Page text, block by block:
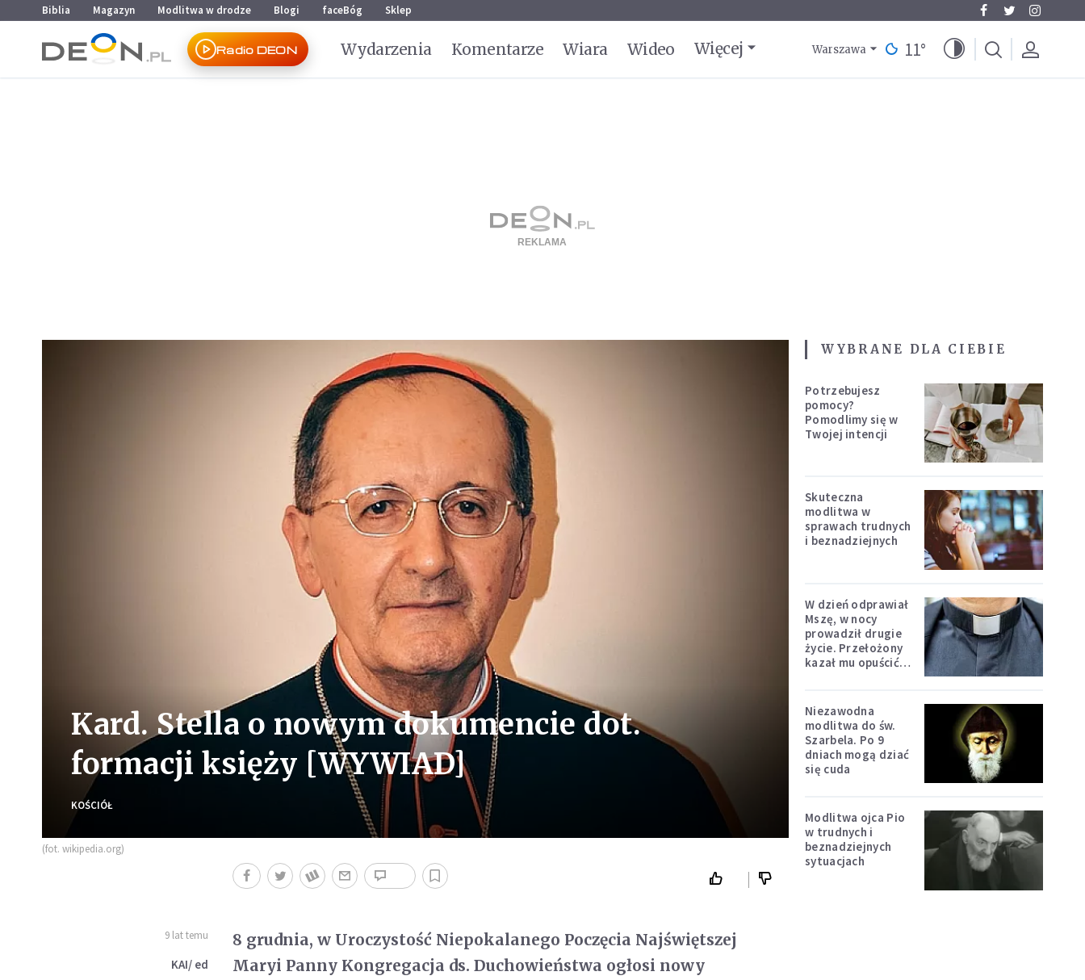
Przejdź do menu głównego
Przejdź do treści
Biblia Magazyn Modlitwa w drodze Blogi faceBóg Sklep
Radio DEON Wydarzenia Komentarze Wiara Wideo Więcej Warszawa 11°
Kard. Stella o nowym dokumencie dot.
formacji księży [WYWIAD]
KOŚCIÓŁ
(fot. wikipedia.org)
9 lat temu
KAI/ ed
8 grudnia, w Uroczystość Niepokalanego Poczęcia Najświętszej
Maryi Panny Kongregacja ds. Duchowieństwa ogłosi nowy
WYBRANE DLA CIEBIE
Potrzebujesz
pomocy?
Pomodlimy się w
Twojej intencji
Skuteczna
modlitwa w
sprawach trudnych
i beznadziejnych
W dzień odprawiał
Mszę, w nocy
prowadził drugie
życie. Przełożony
kazał mu opuścić
Niezawodna
modlitwa do św.
Szarbela. Po 9
dniach mogą dziać
się cuda
Modlitwa ojca Pio
w trudnych i
beznadziejnych
sytuacjach